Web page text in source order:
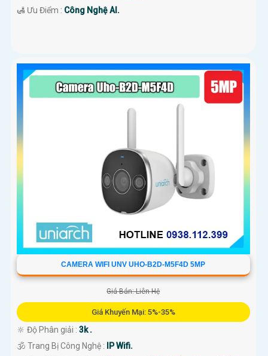
️🛃 Ưu Điểm : Công Nghệ AI.
CAMERA WIFI UNV UHO-B2D-M5F4D 5MP
Giá Bán: Liên Hệ
Giá Khuyến Mại: 5%-35%
🔆 Độ Phân giải : 3k .
🕉️ Trang Bị Công Nghệ : IP Wifi.